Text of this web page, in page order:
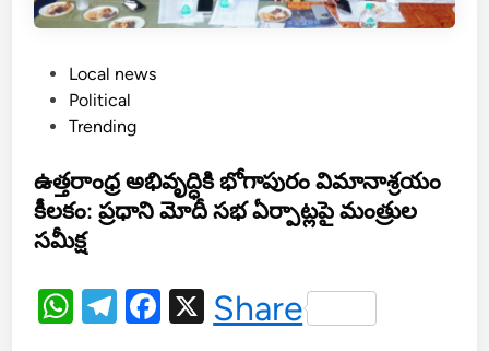
e
d
i
Local news
Political
Trending
ఉత్తరాంధ్ర అభివృద్ధికి భోగాపురం విమానాశ్రయం
కీలకం: ప్రధాని మోదీ సభ ఏర్పాట్లపై మంత్రుల
సమీక్ష
W T
F
X
Share